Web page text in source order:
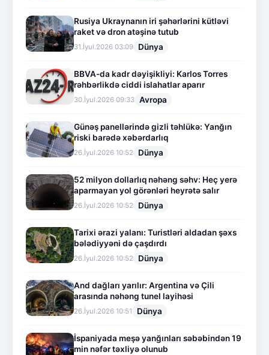
Rusiya Ukraynanın iri şəhərlərini kütləvi
raket və dron atəşinə tutub
31.İyul.2026 03:09 Dünya
BBVA-da kadr dəyişikliyi: Karlos Torres
rəhbərlikdə ciddi islahatlar aparır
30.İyul.2026 09:33 Avropa
Günəş panellərində gizli təhlükə: Yanğın
riski barədə xəbərdarlıq
26.İyul.2026 10:52 Dünya
52 milyon dollarlıq nəhəng səhv: Heç yerə
aparmayan yol görənləri heyrətə salır
26.İyul.2026 10:52 Dünya
Tarixi ərazi yalanı: Turistləri aldadan şəxs
bələdiyyəni də çaşdırdı
26.İyul.2026 10:52 Dünya
And dağları yarılır: Argentina və Çili
arasında nəhəng tunel layihəsi
26.İyul.2026 10:51 Dünya
İspaniyada meşə yanğınları səbəbindən 19
min nəfər təxliyə olunub